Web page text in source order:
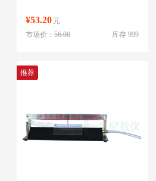
¥53.20 元
库存 999
市场价：56.00
推荐